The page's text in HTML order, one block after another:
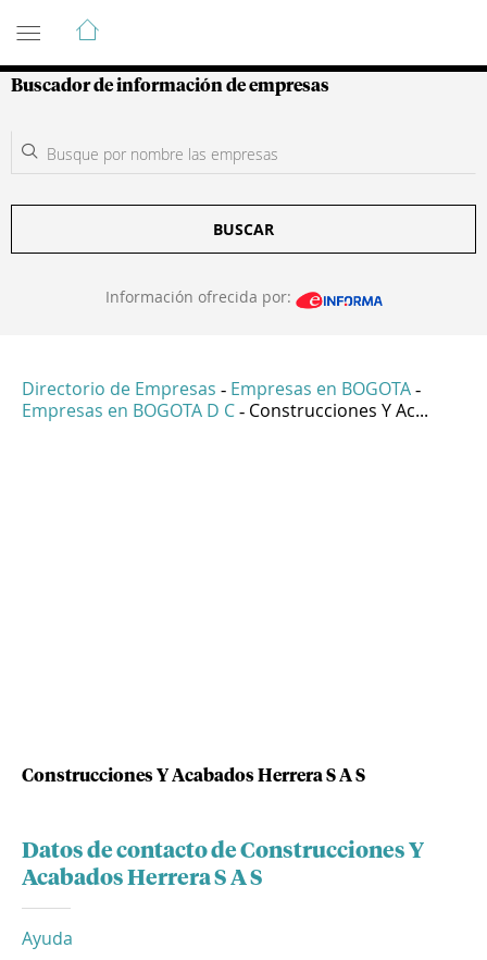
Guía de Empresas Colombianas
Buscador de información de empresas
BUSCAR
Información ofrecida por:
Directorio de Empresas - Empresas en BOGOTA -
Empresas en BOGOTA D C - Construcciones Y Ac...
Construcciones Y Acabados Herrera S A S
Datos de contacto de Construcciones Y
Acabados Herrera S A S
Ayuda